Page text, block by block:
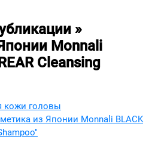
»
Monnali
Cleansing
кожи головы
из Японии Monnali BLACK